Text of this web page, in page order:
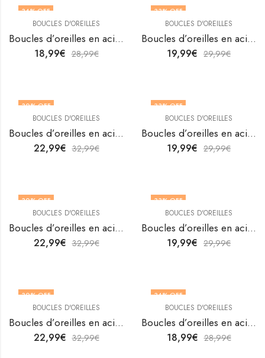
34% OFF
BOUCLES D'OREILLES
Boucles d’oreilles en acier inoxydable plaqué or 18K Hearts par V&F Jewellers
18,99€ 28,99€
33% OFF
BOUCLES D'OREILLES
Boucles d’oreilles en acier inoxydable plaqué or 18K Hearts par V&F Jewellers
19,99€ 29,99€
30% OFF
BOUCLES D'OREILLES
Boucles d’oreilles en acier inoxydable plaqué or 18K Hearts par V&F Jewellers
22,99€ 32,99€
33% OFF
BOUCLES D'OREILLES
Boucles d’oreilles en acier inoxydable plaqué or 18K Hearts par V&F Jewellers
19,99€ 29,99€
30% OFF
BOUCLES D'OREILLES
Boucles d’oreilles en acier inoxydable plaqué or 18K Hearts par V&F Jewellers
22,99€ 32,99€
33% OFF
BOUCLES D'OREILLES
Boucles d’oreilles en acier inoxydable plaqué or 18K Hearts par V&F Jewellers
19,99€ 29,99€
30% OFF
BOUCLES D'OREILLES
Boucles d’oreilles en acier inoxydable plaqué or 18K Hearts par V&F Jewellers
22,99€ 32,99€
34% OFF
BOUCLES D'OREILLES
Boucles d’oreilles en acier inoxydable plaqué or 18K Hearts par V&F Jewellers
18,99€ 28,99€